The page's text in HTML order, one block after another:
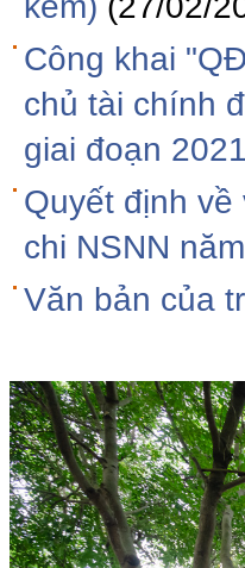
Công khai
chủ tài chính
giai đoạn
Quyết định
chi NSNN
Văn bản của